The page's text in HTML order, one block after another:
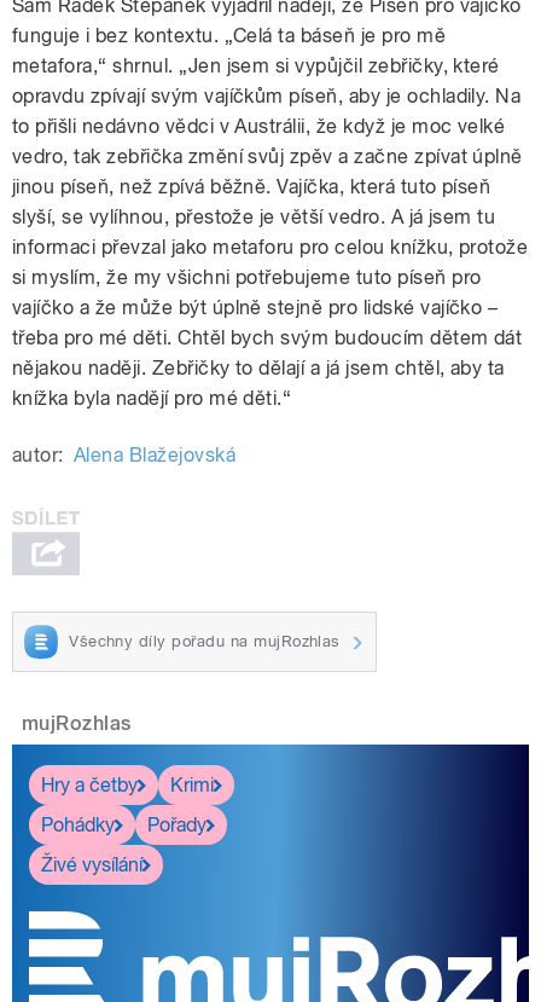
Sám Radek Štěpánek vyjádřil naději, že Píseň pro vajíčko
funguje i bez kontextu. „Celá ta báseň je pro mě
metafora,“ shrnul. „Jen jsem si vypůjčil zebřičky, které
opravdu zpívají svým vajíčkům píseň, aby je ochladily. Na
to přišli nedávno vědci v Austrálii, že když je moc velké
vedro, tak zebřička změní svůj zpěv a začne zpívat úplně
jinou píseň, než zpívá běžně. Vajíčka, která tuto píseň
slyší, se vylíhnou, přestože je větší vedro. A já jsem tu
informaci převzal jako metaforu pro celou knížku, protože
si myslím, že my všichni potřebujeme tuto píseň pro
vajíčko a že může být úplně stejně pro lidské vajíčko –
třeba pro mé děti. Chtěl bych svým budoucím dětem dát
nějakou naději. Zebřičky to dělají a já jsem chtěl, aby ta
knížka byla nadějí pro mé děti.“
autor: Alena Blažejovská
Všechny díly pořadu na mujRozhlas
mujRozhlas
Hry a četby
Krimi
Pohádky
Pořady
Živé vysílání